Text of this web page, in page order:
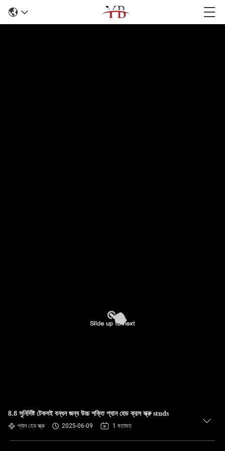
8.8 সুনির্দিষ্ট টেকসই বন্ধন জন্য উচ্চ শক্তি প্যান হেড ক্রস স্ক্রু studs
প্যান হেড স্ক্রু 2025-06-09 1 মতামত